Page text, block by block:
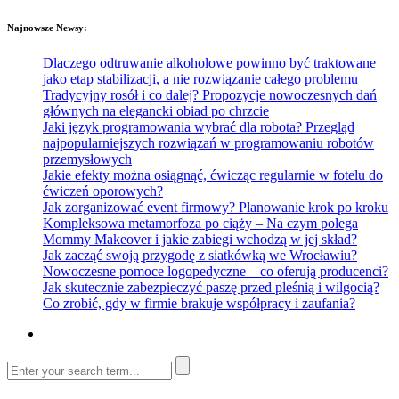
Najnowsze Newsy:
Dlaczego odtruwanie alkoholowe powinno być traktowane
jako etap stabilizacji, a nie rozwiązanie całego problemu
Tradycyjny rosół i co dalej? Propozycje nowoczesnych dań
głównych na elegancki obiad po chrzcie
Jaki język programowania wybrać dla robota? Przegląd
najpopularniejszych rozwiązań w programowaniu robotów
przemysłowych
Jakie efekty można osiągnąć, ćwicząc regularnie w fotelu do
ćwiczeń oporowych?
Jak zorganizować event firmowy? Planowanie krok po kroku
Kompleksowa metamorfoza po ciąży – Na czym polega
Mommy Makeover i jakie zabiegi wchodzą w jej skład?
Jak zacząć swoją przygodę z siatkówką we Wrocławiu?
Nowoczesne pomoce logopedyczne – co oferują producenci?
Jak skutecznie zabezpieczyć paszę przed pleśnią i wilgocią?
Co zrobić, gdy w firmie brakuje współpracy i zaufania?